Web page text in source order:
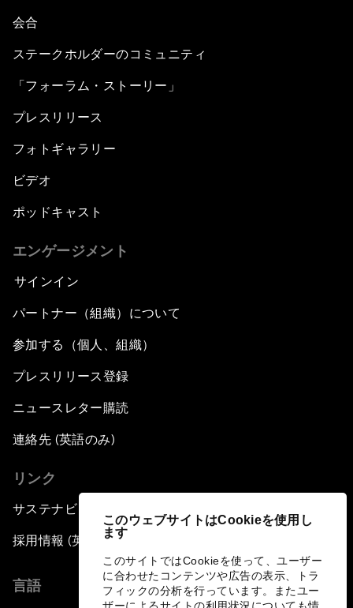
このウェブサイトはCookieを使用し
ます
このサイトではCookieを使って、ユーザー
に合わせたコンテンツや広告の表示、トラ
フィックの分析を行っています。またユー
会合
ステークホルダーのコミュニティ
「フォーラム・ストーリー」
プレスリリース
フォトギャラリー
ビデオ
ポッドキャスト
エンゲージメント
サインイン
パートナー（組織）について
参加する（個人、組織）
プレスリリース登録
ニュースレター購読
連絡先 (英語のみ)
リンク
サステナビリティへの取り組み
採用情報 (英語のみ)
言語